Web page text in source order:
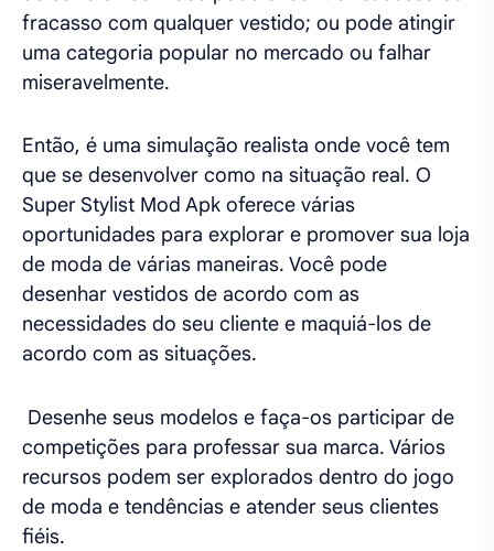
fracasso com qualquer vestido; ou pode atingir
uma categoria popular no mercado ou falhar
miseravelmente.
Então, é uma simulação realista onde você tem
que se desenvolver como na situação real. O
Super Stylist Mod Apk oferece várias
oportunidades para explorar e promover sua loja
de moda de várias maneiras. Você pode
desenhar vestidos de acordo com as
necessidades do seu cliente e maquiá-los de
acordo com as situações.
Desenhe seus modelos e faça-os participar de
competições para professar sua marca. Vários
recursos podem ser explorados dentro do jogo
de moda e tendências e atender seus clientes
fiéis.